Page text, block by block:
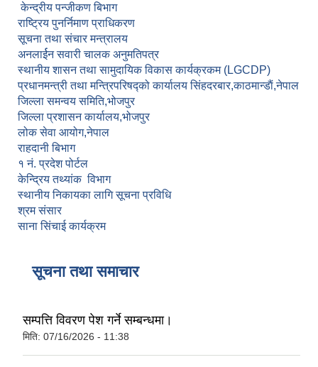
केन्द्रीय पन्जीकण बिभाग
राष्ट्रिय पुनर्निमाण प्राधिकरण
सूचना तथा संचार मन्त्रालय
अनलार्ईन सवारी चालक अनुमतिपत्र
स्थानीय शासन तथा सामुदायिक विकास कार्यक्रकम (LGCDP)
प्रधानमन्त्री तथा मन्त्रिपरिषद्को कार्यालय सिंहदरबार,काठमान्डाैं,नेपाल
जिल्ला समन्वय समिति,भोजपुर
जिल्ला प्रशासन कार्यालय,भोजपुर
लोक सेवा आयोग,नेपाल
राहदानी बिभाग
१ नं. प्रदेश पोर्टल
केन्द्रिय तथ्यांक विभाग
स्थानीय निकायका लागि सूचना प्रविधि
श्रम संसार
साना सिंचाई कार्यक्रम
सूचना तथा समाचार
सम्पत्ति विवरण पेश गर्ने सम्बन्धमा।
मिति: 07/16/2026 - 11:38